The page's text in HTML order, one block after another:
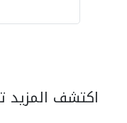
اكتشف المزيد